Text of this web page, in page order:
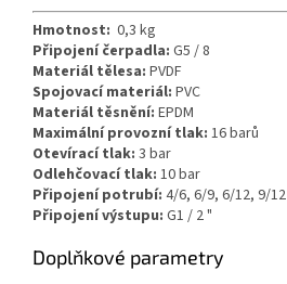
Hmotnost: 0,3 kg
Připojení čerpadla: G5 / 8
Materiál tělesa: PVDF
Spojovací materiál: PVC
Materiál těsnění: EPDM
Maximální provozní tlak: 16 barů
Otevírací tlak: 3 bar
Odlehčovací tlak: 10 bar
Připojení potrubí: 4/6, 6/9, 6/12, 9/12
Připojení výstupu: G1 / 2 "
Doplňkové parametry